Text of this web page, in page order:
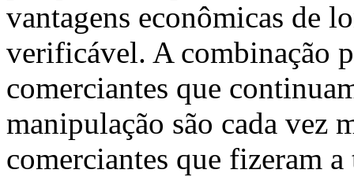
vantagens econômicas de
verificável. A combinação
comerciantes que
manipulação são cada vez
comerciantes que fizeram